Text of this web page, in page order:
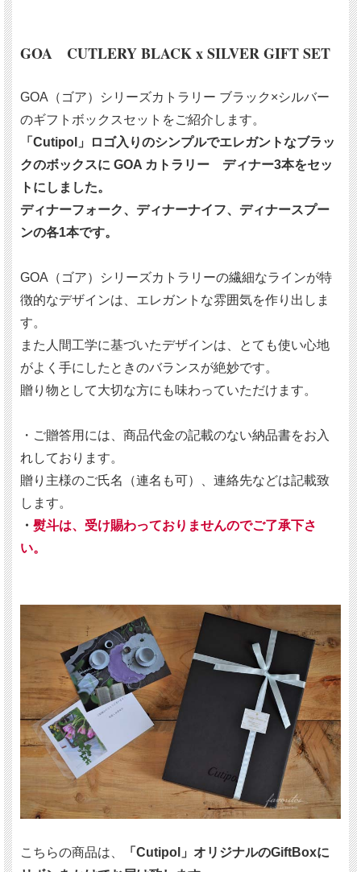
GOA CUTLERY BLACK x SILVER GIFT SET
GOA（ゴア）シリーズカトラリー ブラック×シルバー
のギフトボックスセットをご紹介します。
「Cutipol」ロゴ入りのシンプルでエレガントなブラッ
クのボックスに GOA カトラリー ディナー3本をセッ
トにしました。
ディナーフォーク、ディナーナイフ、ディナースプー
ンの各1本です。
GOA（ゴア）シリーズカトラリーの繊細なラインが特
徴的なデザインは、エレガントな雰囲気を作り出しま
す。
また人間工学に基づいたデザインは、とても使い心地
がよく手にしたときのバランスが絶妙です。
贈り物として大切な方にも味わっていただけます。
・ご贈答用には、商品代金の記載のない納品書をお入
れしております。
贈り主様のご氏名（連名も可）、連絡先などは記載致
します。
・ 熨斗は、受け賜わっておりませんのでご了承下さ
い。
こちらの商品は、
「Cutipol」オリジナルのGiftBoxに